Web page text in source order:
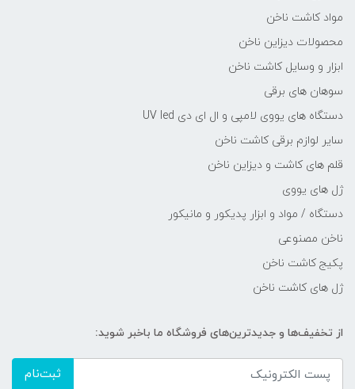
مواد کاشت ناخن
محصولات دیزاین ناخن
ابزار و وسایل کاشت ناخن
سوهان های برقی
دستگاه های یووی لامپی و ال ای دی UV led
سایر لوازم برقی کاشت ناخن
قلم های کاشت و دیزاین ناخن
ژل های یووی
دستگاه / مواد و ابزار پدیکور و مانیکور
ناخن مصنوعی
پکیج کاشت ناخن
ژل های کاشت ناخن
از تخفیف‌ها و جدیدترین‌های فروشگاه ما باخبر شوید:
ثبت‌نام